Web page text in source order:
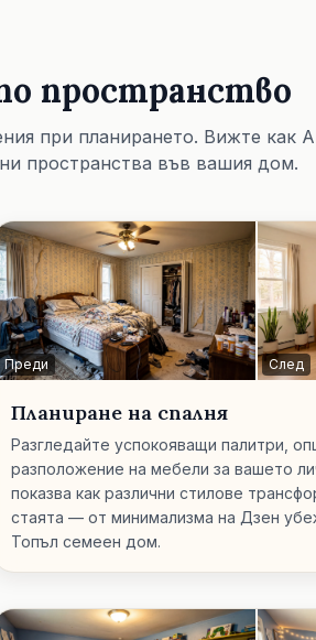
пространство
при планирането. Вижте как
пространства във вашия дом.
Преди След
Планиране на спалня
Разгледайте успокояващи палитри,
разположение на мебели за вашето
показва как различни стилове
стаята — от минимализма на Дзен
Топъл семеен дом.